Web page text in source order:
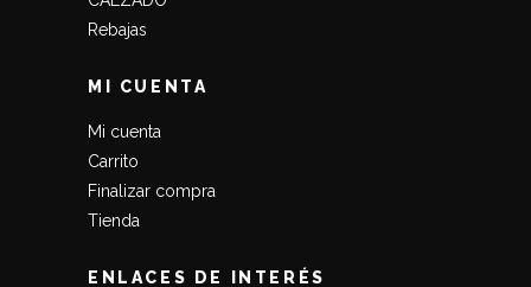
Rebajas
MI CUENTA
Mi cuenta
Carrito
Finalizar compra
Tienda
ENLACES DE INTERÉS